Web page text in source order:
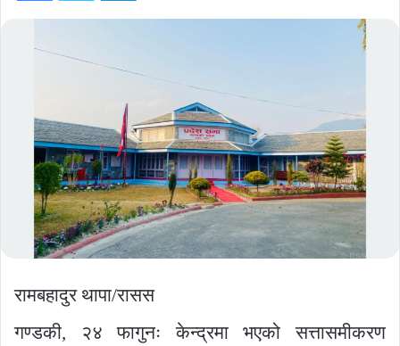
रामबहादुर थापा/रासस
गण्डकी, २४ फागुनः केन्द्रमा भएको सत्तासमीकरण